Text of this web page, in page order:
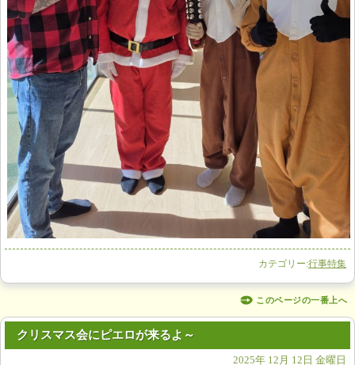
カテゴリー:行事特集
このページの一番上へ
クリスマス会にピエロが来るよ～
2025年 12月 12日 金曜日